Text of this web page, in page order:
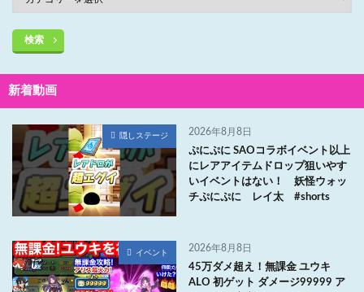
検索
新着動画
隠しステージ 2026年8月8日
ぷにぷに SAOコラボイベント以上
にレアアイテムドロップ狙いやす
いイベントはない！ 妖怪ウォッ
チぷにぷに レイ太 #shorts
イベント 2026年8月8日
45万ダメ超え！無課金 ユウキ
ALO 初ゲット ダメージ99999 ア